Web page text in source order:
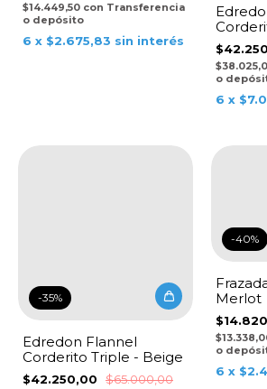
$14.449,50 con Transferencia
o depósito
6 x $2.675,83 sin interés
Viejo
o
6 x
-35%
Edredon Flannel
Corderito Triple - Beige
$42.250,00 $65.000,00
-40%
Merlot
o
6 x